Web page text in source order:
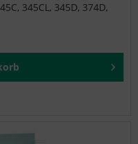
345CL, 345D, 374D,
SF65